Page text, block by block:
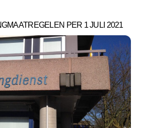
PER 1 JULI 2021